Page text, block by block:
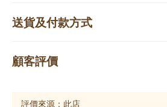
送貨及付款方式
顧客評價